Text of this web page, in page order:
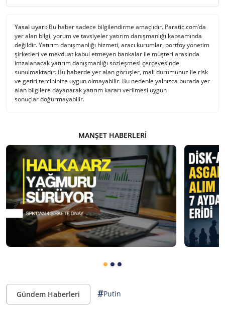
Yasal uyarı: Bu haber sadece bilgilendirme amaçlıdır. Paratic.com’da
yer alan bilgi, yorum ve tavsiyeler yatırım danışmanlığı kapsamında
değildir. Yatırım danışmanlığı hizmeti, aracı kurumlar, portföy yönetim
şirketleri ve mevduat kabul etmeyen bankalar ile müşteri arasında
imzalanacak yatırım danışmanlığı sözleşmesi çerçevesinde
sunulmaktadır. Bu haberde yer alan görüşler, mali durumunuz ile risk
ve getiri tercihinize uygun olmayabilir. Bu nedenle yalnızca burada yer
alan bilgilere dayanarak yatırım kararı verilmesi uygun
sonuçlar doğurmayabilir.
MANŞET HABERLERI
Gündem Haberleri #Putin